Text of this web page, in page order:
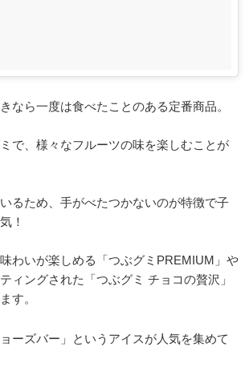
なら一度は食べたことのある定番商品。
で、様々なフルーツの味を楽しむことが
るため、手がべたつかないのが特徴で子
！
わいが楽しめる「つぶグミPREMIUM」や
ィングされた「つぶグミ チョコの贅沢」
す。
ーズバー」というアイスが人気を集めて